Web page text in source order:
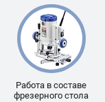
Работа в составе
фрезерного стола